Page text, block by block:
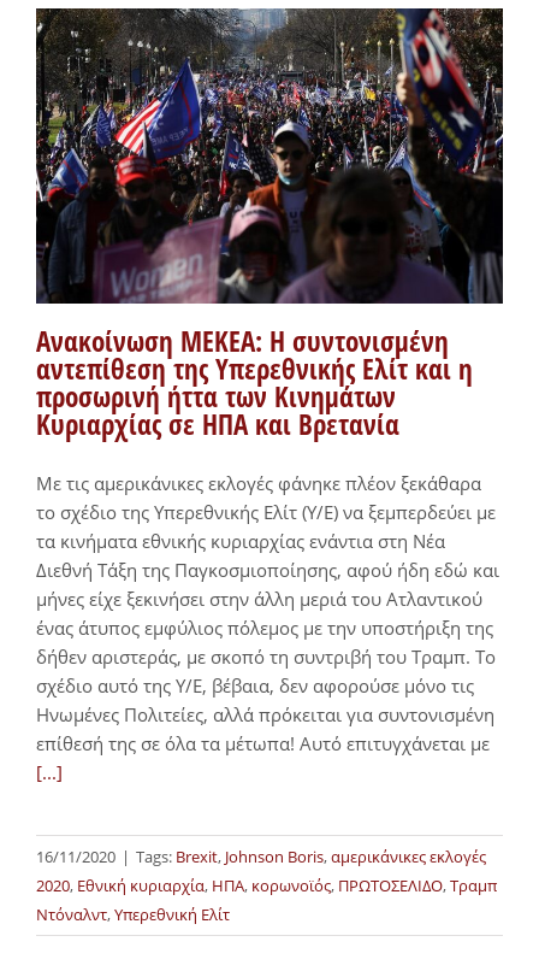
Ανακοίνωση ΜΕΚΕΑ: Η συντονισμένη
αντεπίθεση της Υπερεθνικής Ελίτ και η
προσωρινή ήττα των Κινημάτων
Κυριαρχίας σε ΗΠΑ και Βρετανία
Με τις αμερικάνικες εκλογές φάνηκε πλέον ξεκάθαρα
το σχέδιο της Υπερεθνικής Ελίτ (Υ/Ε) να ξεμπερδεύει με
τα κινήματα εθνικής κυριαρχίας ενάντια στη Νέα
Διεθνή Τάξη της Παγκοσμιοποίησης, αφού ήδη εδώ και
μήνες είχε ξεκινήσει στην άλλη μεριά του Ατλαντικού
ένας άτυπος εμφύλιος πόλεμος με την υποστήριξη της
δήθεν αριστεράς, με σκοπό τη συντριβή του Τραμπ. Το
σχέδιο αυτό της Υ/Ε, βέβαια, δεν αφορούσε μόνο τις
Ηνωμένες Πολιτείες, αλλά πρόκειται για συντονισμένη
επίθεσή της σε όλα τα μέτωπα! Αυτό επιτυγχάνεται με
[...]
16/11/2020 | Tags: Brexit, Johnson Boris,αμερικάνικες εκλογές
2020, Εθνική κυριαρχία, ΗΠΑ, κορωνοϊός, ΠΡΩΤΟΣΕΛΙΔΟ,Τραμπ
Ντόναλντ,Υπερεθνική Ελίτ